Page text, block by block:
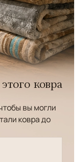
ковра
вы могли
ковра до